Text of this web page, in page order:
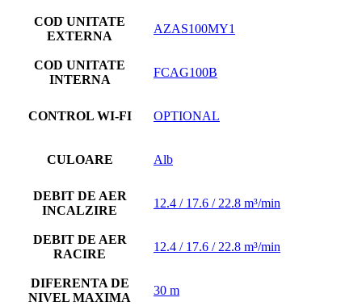
COD UNITATE
EXTERNA
AZAS100MY1
COD UNITATE
INTERNA
FCAG100B
CONTROL WI-FI OPTIONAL
CULOARE Alb
DEBIT DE AER
INCALZIRE
12.4 / 17.6 / 22.8 m³/min
DEBIT DE AER
RACIRE
12.4 / 17.6 / 22.8 m³/min
DIFERENTA DE
NIVEL MAXIMA
30 m